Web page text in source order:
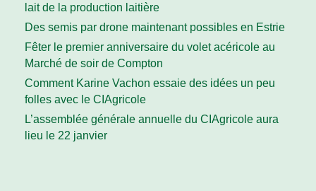
lait de la production laitière
Des semis par drone maintenant possibles en Estrie
Fêter le premier anniversaire du volet acéricole au
Marché de soir de Compton
Comment Karine Vachon essaie des idées un peu
folles avec le CIAgricole
L’assemblée générale annuelle du CIAgricole aura
lieu le 22 janvier